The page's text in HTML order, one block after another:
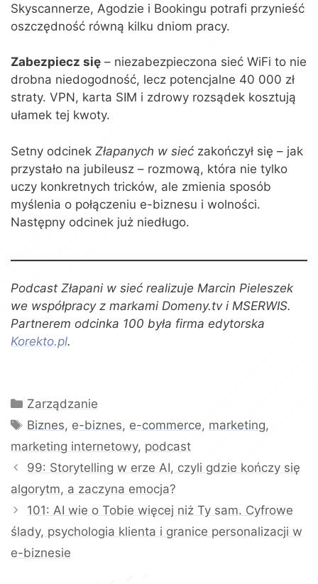
Skyscannerze, Agodzie i Bookingu potrafi przynieść
oszczędność równą kilku dniom pracy.
Zabezpiecz się – niezabezpieczona sieć WiFi to nie
drobna niedogodność, lecz potencjalne 40 000 zł
straty. VPN, karta SIM i zdrowy rozsądek kosztują
ułamek tej kwoty.
Setny odcinek Złapanych w sieć zakończył się – jak
przystało na jubileusz – rozmową, która nie tylko
uczy konkretnych tricków, ale zmienia sposób
myślenia o połączeniu e-biznesu i wolności.
Następny odcinek już niedługo.
Podcast Złapani w sieć realizuje Marcin Pieleszek
we współpracy z markami Domeny.tv i MSERWIS.
Partnerem odcinka 100 była firma edytorska
Korekto.pl.
Kategorie
Zarządzanie
Tagi
Biznes, e-biznes, e-commerce, marketing,
marketing internetowy, podcast
99: Storytelling w erze AI, czyli gdzie kończy się
algorytm, a zaczyna emocja?
101: AI wie o Tobie więcej niż Ty sam. Cyfrowe
ślady, psychologia klienta i granice personalizacji w
e-biznesie